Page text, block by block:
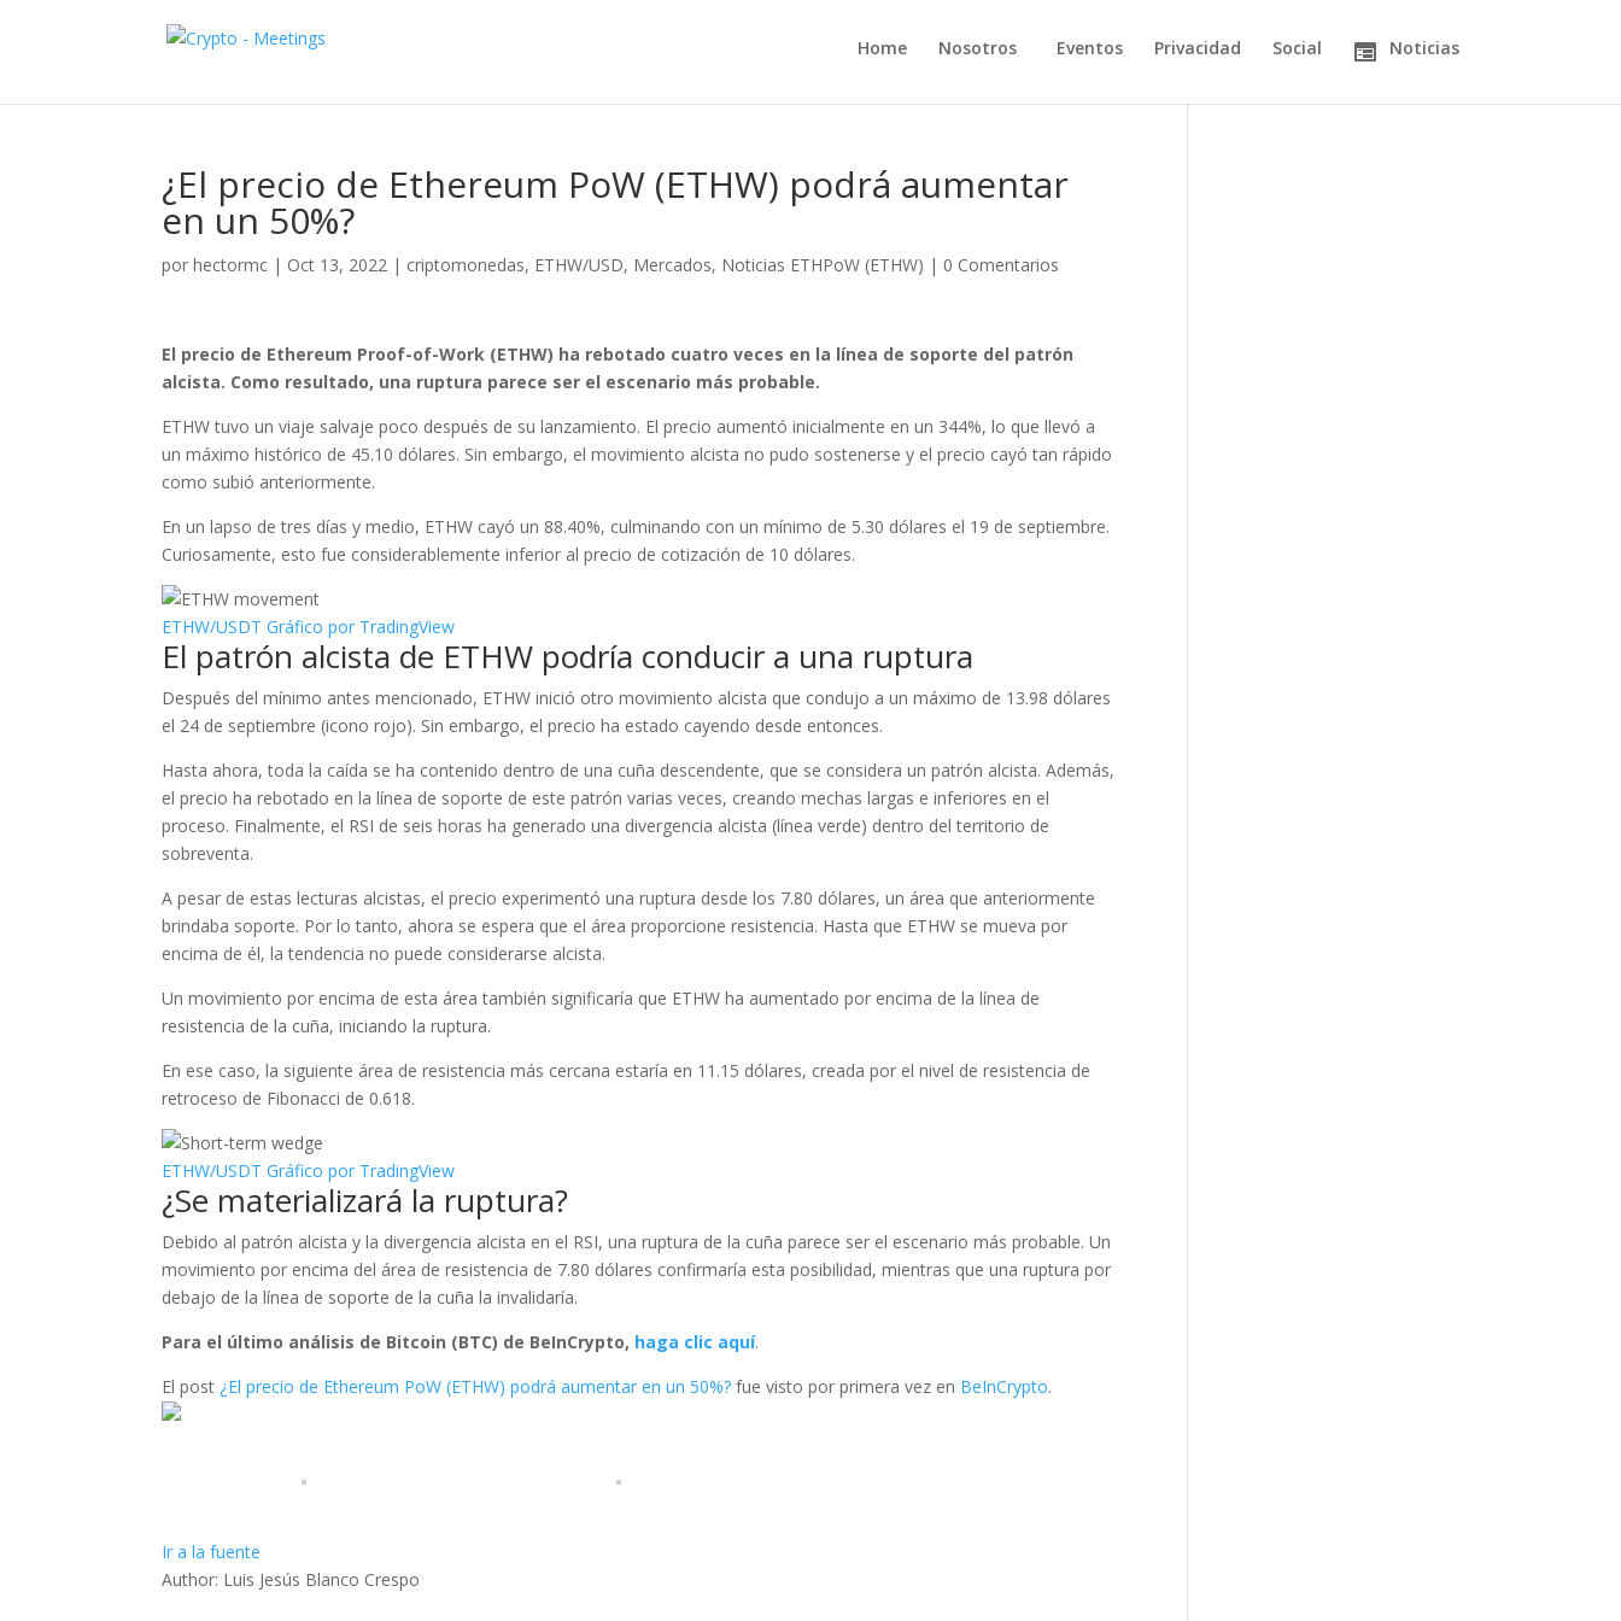
Home Nosotros Eventos Privacidad Social Noticias
¿El precio de Ethereum PoW (ETHW) podrá aumentar
en un 50%?
porhectormc | Oct 13, 2022 | criptomonedas, ETHW/USD, Mercados, Noticias ETHPoW (ETHW) | 0 Comentarios
El precio de Ethereum Proof-of-Work (ETHW) ha rebotado cuatro veces en la línea de soporte del patrón
alcista. Como resultado, una ruptura parece ser el escenario más probable.
ETHW tuvo un viaje salvaje poco después de su lanzamiento. El precio aumentó inicialmente en un 344%, lo que llevó a
un máximo histórico de 45.10 dólares. Sin embargo, el movimiento alcista no pudo sostenerse y el precio cayó tan rápido
como subió anteriormente.
En un lapso de tres días y medio, ETHW cayó un 88.40%, culminando con un mínimo de 5.30 dólares el 19 de septiembre.
Curiosamente, esto fue considerablemente inferior al precio de cotización de 10 dólares.
ETHW/USDT Gráfico por TradingView
El patrón alcista de ETHW podría conducir a una ruptura
Después del mínimo antes mencionado, ETHW inició otro movimiento alcista que condujo a un máximo de 13.98 dólares
el 24 de septiembre (icono rojo). Sin embargo, el precio ha estado cayendo desde entonces.
Hasta ahora, toda la caída se ha contenido dentro de una cuña descendente, que se considera un patrón alcista. Además,
el precio ha rebotado en la línea de soporte de este patrón varias veces, creando mechas largas e inferiores en el
proceso. Finalmente, el RSI de seis horas ha generado una divergencia alcista (línea verde) dentro del territorio de
sobreventa.
A pesar de estas lecturas alcistas, el precio experimentó una ruptura desde los 7.80 dólares, un área que anteriormente
brindaba soporte. Por lo tanto, ahora se espera que el área proporcione resistencia. Hasta que ETHW se mueva por
encima de él, la tendencia no puede considerarse alcista.
Un movimiento por encima de esta área también significaría que ETHW ha aumentado por encima de la línea de
resistencia de la cuña, iniciando la ruptura.
En ese caso, la siguiente área de resistencia más cercana estaría en 11.15 dólares, creada por el nivel de resistencia de
retroceso de Fibonacci de 0.618.
ETHW/USDT Gráfico por TradingView
¿Se materializará la ruptura?
Debido al patrón alcista y la divergencia alcista en el RSI, una ruptura de la cuña parece ser el escenario más probable. Un
movimiento por encima del área de resistencia de 7.80 dólares confirmaría esta posibilidad, mientras que una ruptura por
debajo de la línea de soporte de la cuña la invalidaría.
Para el último análisis de Bitcoin (BTC) de BeInCrypto, haga clic aquí.
El post ¿El precio de Ethereum PoW (ETHW) podrá aumentar en un 50%? fue visto por primera vez en BeInCrypto.
Ir a la fuente
Author: Luis Jesús Blanco Crespo